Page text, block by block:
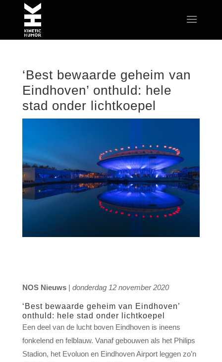
‘Best bewaarde geheim van
Eindhoven’ onthuld: hele
stad onder lichtkoepel
NOS Nieuws| donderdag 12 november 2020
‘Best bewaarde geheim van Eindhoven’
onthuld: hele stad onder lichtkoepel
Een deel van de lucht boven Eindhoven is ineens
fonkelend en felblauw. Vanaf gebouwen als het Philips
Stadion, het Evoluon en Eindhoven Airport leggen zo’n